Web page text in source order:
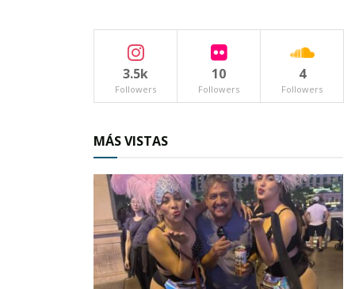
3.5k
Followers
10
Followers
4
Followers
MÁS VISTAS